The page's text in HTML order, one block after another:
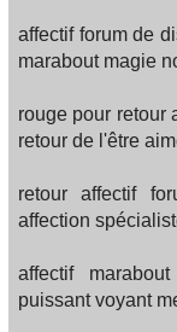
affectif forum de
marabout magie
rouge pour retour
retour de l'être
retour affectif
affection
affectif
puissant voyant